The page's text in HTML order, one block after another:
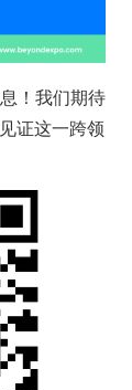
！我们期待
证这一跨领